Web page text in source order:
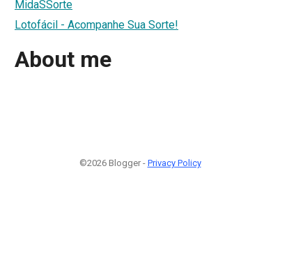
MidaSSorte
Lotofácil - Acompanhe Sua Sorte!
About me
©2026 Blogger - Privacy Policy